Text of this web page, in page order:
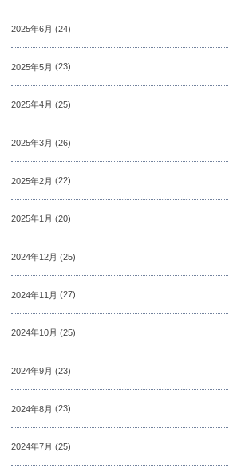
2025年6月 (24)
2025年5月 (23)
2025年4月 (25)
2025年3月 (26)
2025年2月 (22)
2025年1月 (20)
2024年12月 (25)
2024年11月 (27)
2024年10月 (25)
2024年9月 (23)
2024年8月 (23)
2024年7月 (25)